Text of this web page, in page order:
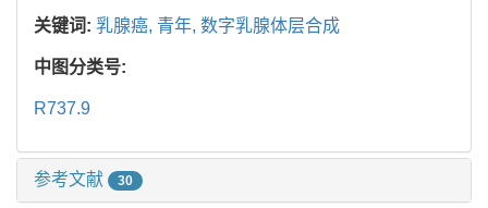
关键词: 乳腺癌, 青年, 数字乳腺体层合成
中图分类号:
R737.9
参考文献 30